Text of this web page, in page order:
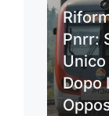
Pnrr:
Dopo